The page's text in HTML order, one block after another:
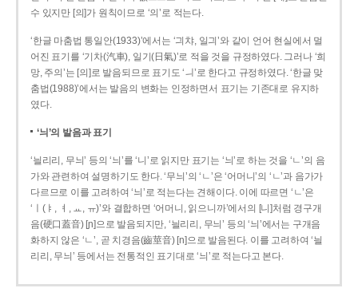
수 있지만 [의]가 원칙이므로 ‘의’로 적는다.
‘한글 마춤법 통일안(1933)’에서는 ‘긔챠, 일긔’와 같이 언어 현실에서 멀
어진 표기를 ‘기차(汽車), 일기(日氣)’로 적을 것을 규정하였다. 그러나 ‘희
망, 주의’는 [의]로 발음되므로 표기도 ‘ㅢ’로 한다고 규정하였다. ‘한글 맞
춤법(1988)’에서는 발음의 변화는 인정하면서 표기는 기존대로 유지하
였다.
‘늬’의 발음과 표기
‘늴리리, 무늬’ 등의 ‘늬’를 ‘니’로 읽지만 표기는 ‘늬’로 하는 것을 ‘ㄴ’의 음
가와 관련하여 설명하기도 한다. ‘무늬’의 ‘ㄴ’은 ‘어머니’의 ‘ㄴ’과 음가가
다르므로 이를 고려하여 ‘늬’로 적는다는 견해이다. 이에 따르면 ‘ㄴ’은
‘ㅣ(ㅑ, ㅕ, ㅛ, ㅠ)’와 결합하면 ‘어머니, 읽으니까’에서의 [니]처럼 경구개
음(硬口蓋音) [ɲ]으로 발음되지만, ‘늴리리, 무늬’ 등의 ‘늬’에서는 구개음
화하지 않은 ‘ㄴ’, 곧 치경음(齒莖音) [n]으로 발음된다. 이를 고려하여 ‘늴
리리, 무늬’ 등에서는 전통적인 표기대로 ‘늬’로 적는다고 본다.